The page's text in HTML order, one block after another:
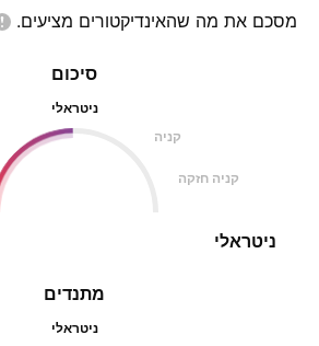
מסכם את מה שהאינדיקטורים מציעים.
מתנדים
ניטראלי
סיכום
ניטראלי
קניה
קניה חזקה
ניטראלי